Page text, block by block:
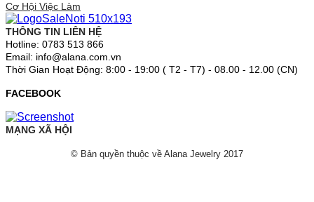
Cơ Hội Việc Làm
THÔNG TIN LIÊN HỆ
Hotline: 0783 513 866
Email: info@alana.com.vn
Thời Gian Hoạt Động: 8:00 - 19:00 ( T2 - T7) - 08.00 - 12.00 (CN)
FACEBOOK
MẠNG XÃ HỘI
© Bản quyền thuộc về Alana Jewelry 2017